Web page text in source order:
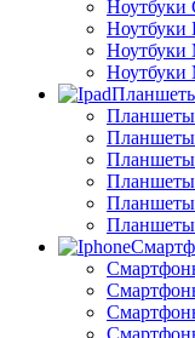
Ноутбуки
Ноутбуки
Ноутбуки
Ноутбуки
Планшеты